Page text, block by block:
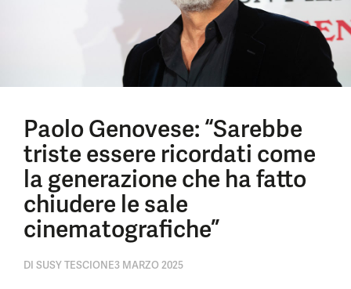
Paolo Genovese: “Sarebbe
triste essere ricordati come
la generazione che ha fatto
chiudere le sale
cinematografiche”
DI SUSY TESCIONE3 MARZO 2025